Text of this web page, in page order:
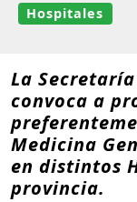
Hospitales
La
convoca a
Medicina
en distintos
provincia.